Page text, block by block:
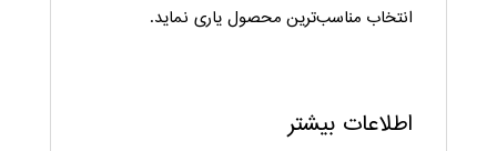
انتخاب مناسب‌ترین محصول یاری نماید.
اطلاعات بیشتر